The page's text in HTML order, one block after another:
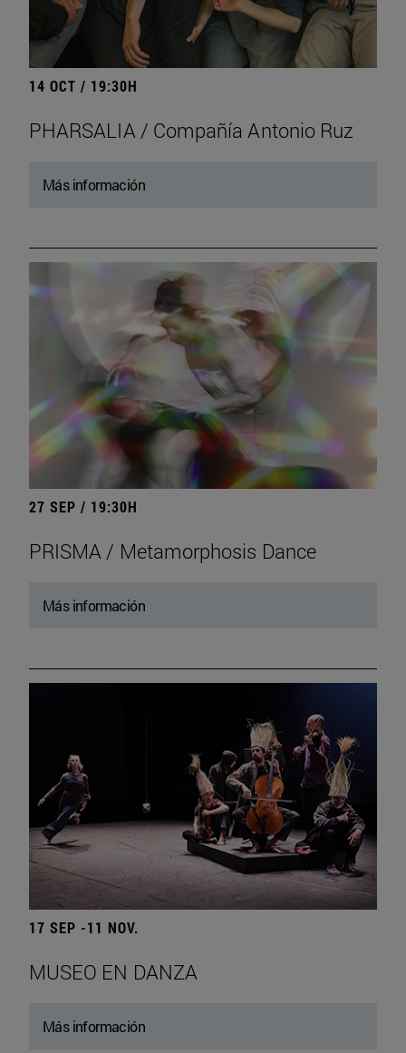
14 OCT / 19:30H
PHARSALIA / Compañía Antonio Ruz
Más información
27 SEP / 19:30H
PRISMA / Metamorphosis Dance
Más información
17 SEP -11 NOV.
MUSEO EN DANZA
Más información